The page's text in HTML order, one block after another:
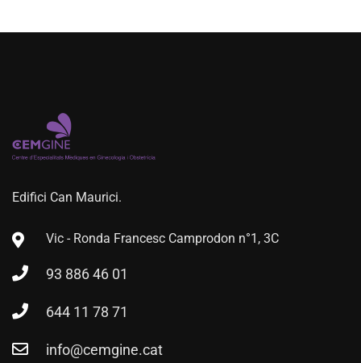
Edifici Can Maurici.
Vic - Ronda Francesc Camprodon n°1, 3C
93 886 46 01
644 11 78 71
info@cemgine.cat